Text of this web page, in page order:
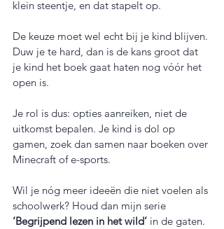
klein steentje, en dat stapelt op.
De keuze moet wel echt bij je kind blijven.
Duw je te hard, dan is de kans groot dat
je kind het boek gaat haten nog vóór het
open is.
Je rol is dus: opties aanreiken, niet de
uitkomst bepalen. Je kind is dol op
gamen, zoek dan samen naar boeken over
Minecraft of e-sports.
Wil je nóg meer ideeën die niet voelen als
schoolwerk? Houd dan mijn serie
‘Begrijpend lezen in het wild’ in de gaten.